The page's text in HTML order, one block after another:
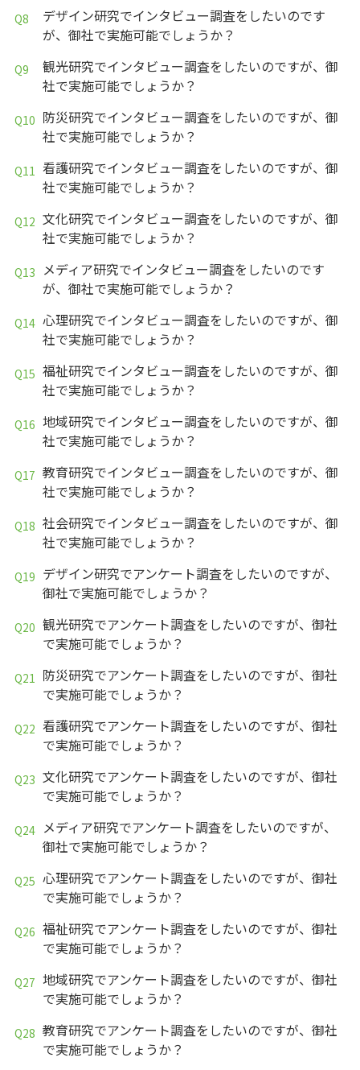
デザイン研究でインタビュー調査をしたいのです
が、御社で実施可能でしょうか？
観光研究でインタビュー調査をしたいのですが、御
社で実施可能でしょうか？
防災研究でインタビュー調査をしたいのですが、御
社で実施可能でしょうか？
看護研究でインタビュー調査をしたいのですが、御
社で実施可能でしょうか？
文化研究でインタビュー調査をしたいのですが、御
社で実施可能でしょうか？
メディア研究でインタビュー調査をしたいのです
が、御社で実施可能でしょうか？
心理研究でインタビュー調査をしたいのですが、御
社で実施可能でしょうか？
福祉研究でインタビュー調査をしたいのですが、御
社で実施可能でしょうか？
地域研究でインタビュー調査をしたいのですが、御
社で実施可能でしょうか？
教育研究でインタビュー調査をしたいのですが、御
社で実施可能でしょうか？
社会研究でインタビュー調査をしたいのですが、御
社で実施可能でしょうか？
デザイン研究でアンケート調査をしたいのですが、
御社で実施可能でしょうか？
観光研究でアンケート調査をしたいのですが、御社
で実施可能でしょうか？
防災研究でアンケート調査をしたいのですが、御社
で実施可能でしょうか？
看護研究でアンケート調査をしたいのですが、御社
で実施可能でしょうか？
文化研究でアンケート調査をしたいのですが、御社
で実施可能でしょうか？
メディア研究でアンケート調査をしたいのですが、
御社で実施可能でしょうか？
心理研究でアンケート調査をしたいのですが、御社
で実施可能でしょうか？
福祉研究でアンケート調査をしたいのですが、御社
で実施可能でしょうか？
地域研究でアンケート調査をしたいのですが、御社
で実施可能でしょうか？
教育研究でアンケート調査をしたいのですが、御社
で実施可能でしょうか？